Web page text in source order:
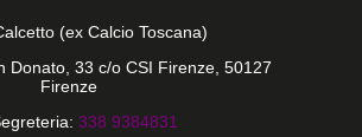
(ex Calcio Toscana)
Donato, 33 c/o CSI Firenze, 50127
Firenze
338 9384831